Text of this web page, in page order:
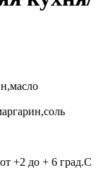
+2 до + 6 град.С